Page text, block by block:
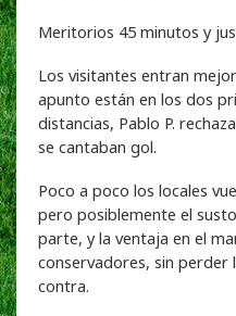
Meritorios 45 minutos y
Los visitantes entran
apunto están en los dos
distancias, Pablo P.
se cantaban gol.
Poco a poco los locales
pero posiblemente el
parte, y la ventaja en el
conservadores, sin perder
contra.